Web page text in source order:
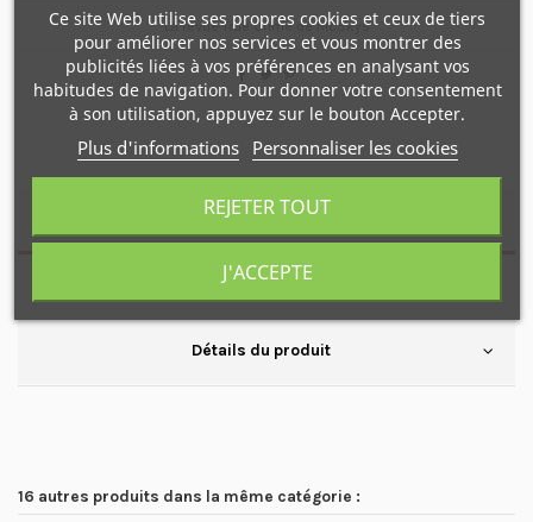
La revue True Crime de McSkys
Description
Affaires criminelles
Détails du produit
16 autres produits dans la même catégorie :
Ce site Web utilise ses propres cookies et ceux de tiers
pour améliorer nos services et vous montrer des
publicités liées à vos préférences en analysant vos
habitudes de navigation. Pour donner votre consentement
à son utilisation, appuyez sur le bouton Accepter.
Plus d'informations Personnaliser les cookies
REJETER TOUT
J'ACCEPTE